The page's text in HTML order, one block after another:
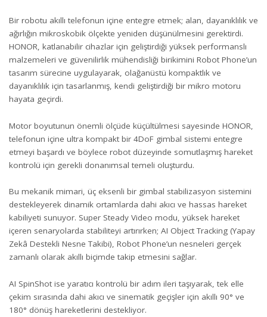
Bir robotu akıllı telefonun içine entegre etmek; alan, dayanıklılık ve
ağırlığın mikroskobik ölçekte yeniden düşünülmesini gerektirdi.
HONOR, katlanabilir cihazlar için geliştirdiği yüksek performanslı
malzemeleri ve güvenilirlik mühendisliği birikimini Robot Phone’un
tasarım sürecine uygulayarak, olağanüstü kompaktlık ve
dayanıklılık için tasarlanmış, kendi geliştirdiği bir mikro motoru
hayata geçirdi.
Motor boyutunun önemli ölçüde küçültülmesi sayesinde HONOR,
telefonun içine ultra kompakt bir 4DoF gimbal sistemi entegre
etmeyi başardı ve böylece robot düzeyinde somutlaşmış hareket
kontrolü için gerekli donanımsal temeli oluşturdu.
Bu mekanik mimari, üç eksenli bir gimbal stabilizasyon sistemini
destekleyerek dinamik ortamlarda dahi akıcı ve hassas hareket
kabiliyeti sunuyor. Super Steady Video modu, yüksek hareket
içeren senaryolarda stabiliteyi artırırken; AI Object Tracking (Yapay
Zekâ Destekli Nesne Takibi), Robot Phone’un nesneleri gerçek
zamanlı olarak akıllı biçimde takip etmesini sağlar.
AI SpinShot ise yaratıcı kontrolü bir adım ileri taşıyarak, tek elle
çekim sırasında dahi akıcı ve sinematik geçişler için akıllı 90° ve
180° dönüş hareketlerini destekliyor.